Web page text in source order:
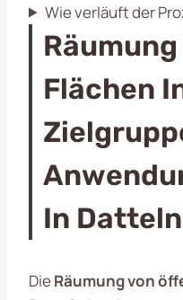
Wie verläuft der
Flächen
In Datteln
DieRäumung von